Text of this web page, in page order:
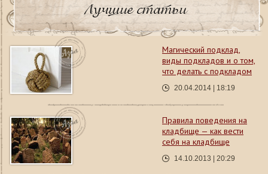
Лучшие статьи
Магический подклад,
виды подкладов и о том,
что делать с подкладом
20.04.2014 | 18:19
Правила поведения на
кладбище — как вести
себя на кладбище
14.10.2013 | 20:29